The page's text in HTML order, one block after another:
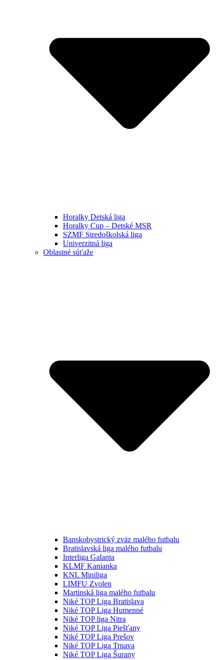
Horalky Detská liga
Horalky Cup – Detské MSR
SZMF Stredoškolská liga
Univerzitná liga
Oblastné súťaže
Banskobystrický zväz malého futbalu
Bratislavská liga malého futbalu
Interliga Galanta
KLMF Kanianka
KNL Miniliga
LIMFU Zvolen
Martinská liga malého futbalu
Niké TOP Liga Bratislava
Niké TOP Liga Humenné
Niké TOP liga Nitra
Niké TOP Liga Piešťany
Niké TOP Liga Prešov
Niké TOP Liga Trnava
Niké TOP Liga Šurany